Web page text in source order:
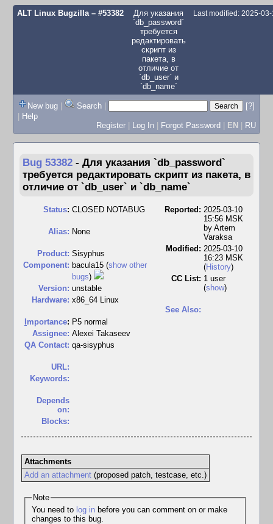
ALT Linux Bugzilla– #53382
Для указания
`db_password`
требуется
редактировать
скрипт из
пакета, в
отличие от
`db_user` и
`db_name`
Last modified: 2025-
New bug | Search |
[?]
| Help
Register | Log In | Forgot Password | EN | RU
Bug 53382 - Для указания `db_password`
требуется редактировать скрипт из пакета, в
отличие от `db_user` и `db_name`
Status: CLOSED NOTABUG
Alias: None
Product: Sisyphus
Component: bacula15 (show other
bugs)
Version: unstable
Hardware: x86_64 Linux
mportance: P5 normal
Assignee: Alexei Takaseev
QA Contact: qa-sisyphus
URL:
Keywords:
Depends
on:
Blocks:
Reported: 2025-03-10
15:56 MSK
by Artem
Varaksa
Modified: 2025-03-10
16:23 MSK
(History)
CC List: 1 user
(show)
See Also:
Attachments
Add an attachment(proposed patch, testcase, etc.)
Note
You need to log inbefore you can comment on or make
changes to this bug.